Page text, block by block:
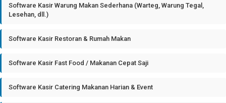
Software Kasir Warung Makan Sederhana (Warteg, Warung Tegal,
Lesehan, dll.)
Software Kasir Restoran & Rumah Makan
Software Kasir Fast Food / Makanan Cepat Saji
Software Kasir Catering Makanan Harian & Event